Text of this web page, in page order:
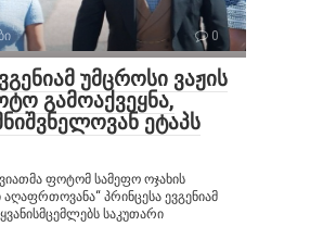
0
უმცროსი ვაჟის
გამოაქვეყნა,
ეტაპს
ფოტომ სამეფო ოჯახის
პრინცესა ევგენიამ
საკუთარი